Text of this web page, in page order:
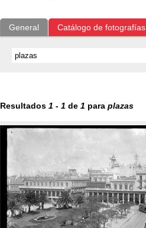
General Catálogo de fotografías
Resultados 1 - 1 de 1 para plazas